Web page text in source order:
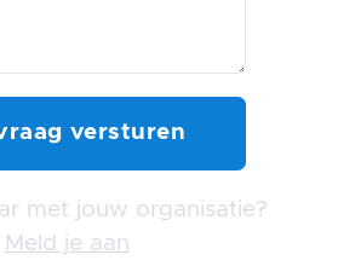
met jouw organisatie?
Meld je aan